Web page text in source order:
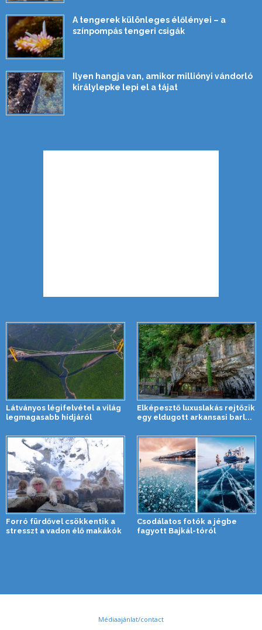
A tengerek különleges élőlényei – a
színpompás tengeri csigák
Ilyen hangja van, amikor milliónyi vándorló
királylepke lepi el a tájat
Látványos légifelvétel a világ
legmagasabb hídjáról
Elképesztő luxuslakás rejtőzik
egy eldugott arkansasi barl...
Forró fürdővel csökkentik a
stresszt a vadon élő makákók
Csodálatos fotók a jégbe
fagyott Bajkál-tóról
Médiaajánlat/contact